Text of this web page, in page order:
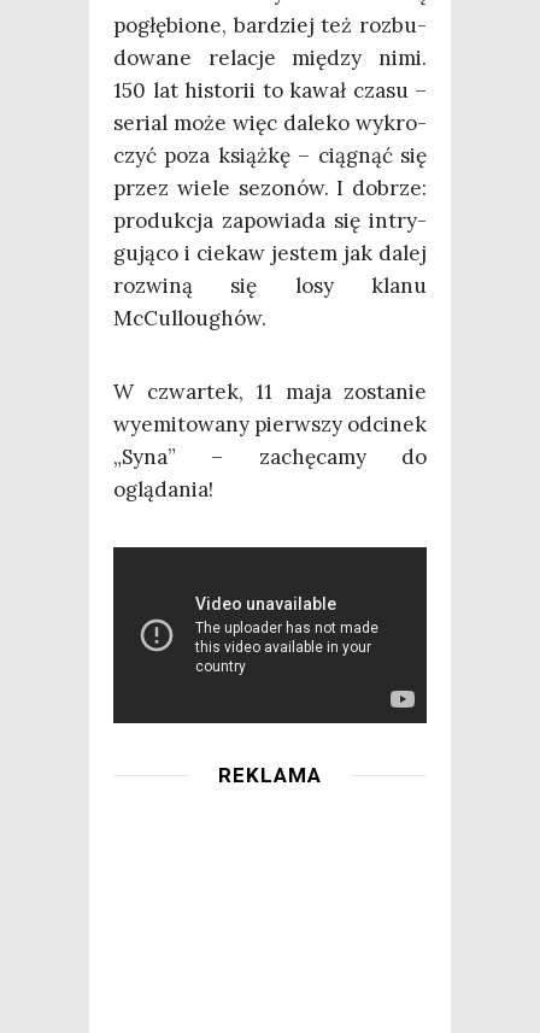
pogłę­bio­ne, bar­dziej też roz­bu­
do­wa­ne rela­cje mię­dzy nimi.
150 lat histo­rii to kawał cza­su –
serial może więc dale­ko wykro­
czyć poza książ­kę – cią­gnąć się
przez wie­le sezo­nów. I dobrze:
pro­duk­cja zapo­wia­da się intry­
gu­ją­co i cie­kaw jestem jak dalej
roz­wi­ną się losy kla­nu
McCulloughów.
W czwar­tek, 11 maja zosta­nie
wyemi­to­wa­ny pierw­szy odci­nek
„Syna” – zachę­ca­my do
oglądania!
REKLAMA